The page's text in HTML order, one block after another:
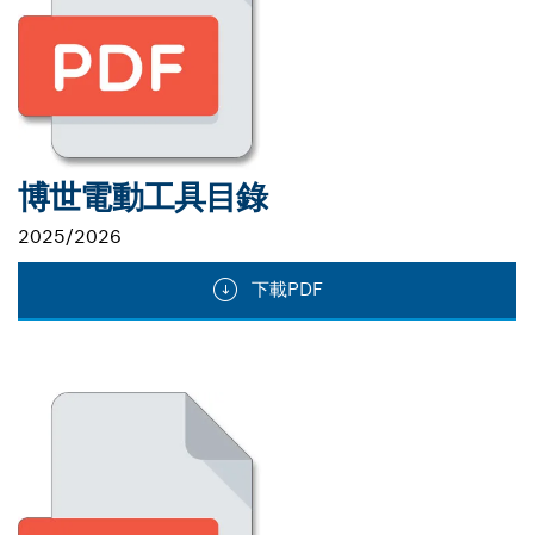
博世電動工具目錄
2025/2026
下載PDF